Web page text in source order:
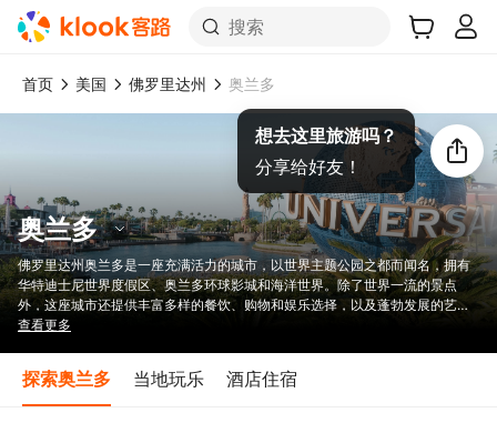
搜索
首页 美国 佛罗里达州 奥兰多
奥兰多
佛罗里达州奥兰多是一座充满活力的城市，以世界主题公园之都而闻名，拥有
华特迪士尼世界度假区、奥兰多环球影城和海洋世界。除了世界一流的景点
外，这座城市还提供丰富多样的餐饮、购物和娱乐选择，以及蓬勃发展的艺术
和文化氛围。奥兰多全年阳光明媚，湖泊秀丽，周边还有天然泉水，将刺激的
查看更多
探索奥兰多 当地玩乐 酒店住宿
想去这里旅游吗？
分享给好友！